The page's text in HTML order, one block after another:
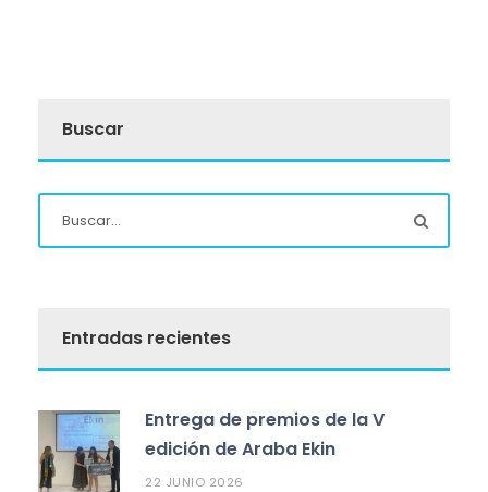
Buscar
Entradas recientes
Entrega de premios de la V
edición de Araba Ekin
22 JUNIO 2026